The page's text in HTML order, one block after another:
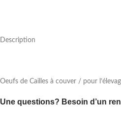
Description
Oeufs de Cailles à couver / pour
Une questions? Besoin d’un